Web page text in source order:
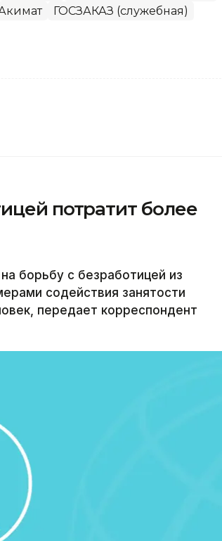
ГОСЗАКАЗ (служебная)
потратит более
борьбу с безработицей из
содействия занятости
передает корреспондент